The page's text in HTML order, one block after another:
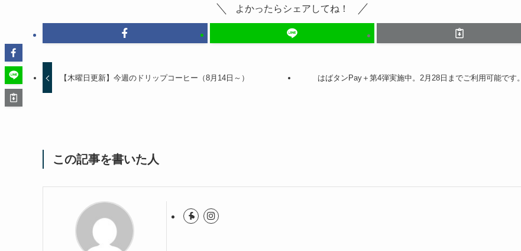
よかったらシェアしてね！
【木曜日更新】今週のドリップコーヒー（8月14日～） はばタンPay＋第4弾実施中。2月28日までご利用可能です。
この記事を書いた人